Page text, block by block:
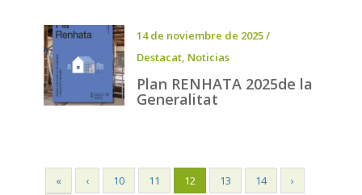
14 de noviembre de 2025/
Destacat, Noticias
Plan RENHATA 2025de la
Generalitat
« ‹ 10 11 12 13 14
›